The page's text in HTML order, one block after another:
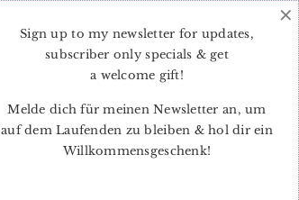
Sign up to my newsletter for updates,
subscriber only specials & get
a welcome gift!
Melde dich für meinen Newsletter an, um
auf dem Laufenden zu bleiben & hol dir ein
Willkommensgeschenk!
×